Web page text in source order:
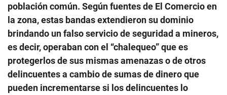
población común. Según fuentes de El Comercio en
la zona, estas bandas extendieron su dominio
brindando un falso servicio de seguridad a mineros,
es decir, operaban con el “chalequeo” que es
protegerlos de sus mismas amenazas o de otros
delincuentes a cambio de sumas de dinero que
pueden incrementarse si los delincuentes lo